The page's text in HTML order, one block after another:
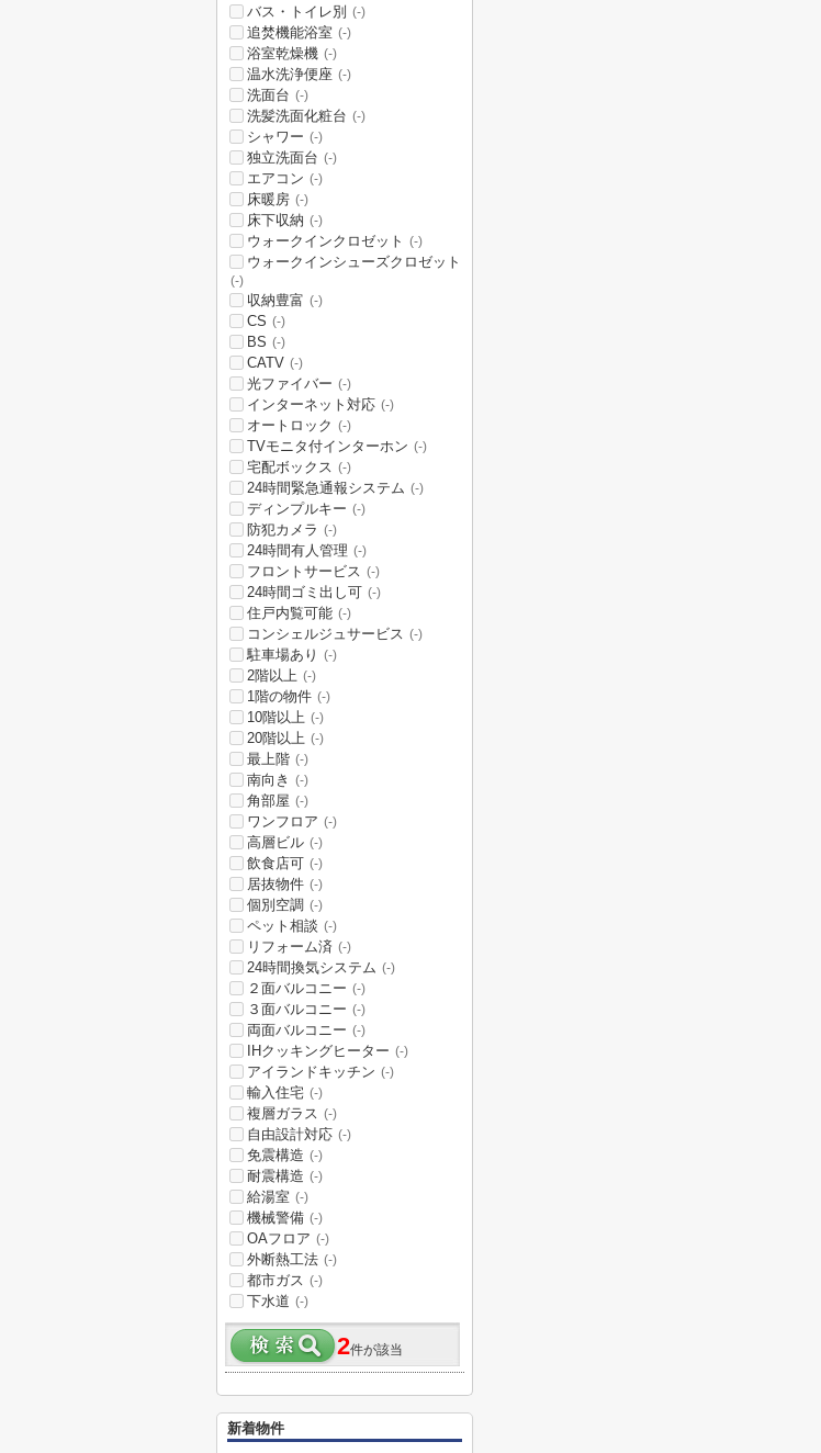
バス・トイレ別 (-)
追焚機能浴室 (-)
浴室乾燥機 (-)
温水洗浄便座 (-)
洗面台 (-)
洗髪洗面化粧台 (-)
シャワー (-)
独立洗面台 (-)
エアコン (-)
床暖房 (-)
床下収納 (-)
ウォークインクロゼット (-)
ウォークインシューズクロゼット
(-)
収納豊富 (-)
CS (-)
BS (-)
CATV (-)
光ファイバー (-)
インターネット対応 (-)
オートロック (-)
TVモニタ付インターホン (-)
宅配ボックス (-)
24時間緊急通報システム (-)
ディンプルキー (-)
防犯カメラ (-)
24時間有人管理 (-)
フロントサービス (-)
24時間ゴミ出し可 (-)
住戸内覧可能 (-)
コンシェルジュサービス (-)
駐車場あり (-)
2階以上 (-)
1階の物件 (-)
10階以上 (-)
20階以上 (-)
最上階 (-)
南向き (-)
角部屋 (-)
ワンフロア (-)
高層ビル (-)
飲食店可 (-)
居抜物件 (-)
個別空調 (-)
ペット相談 (-)
リフォーム済 (-)
24時間換気システム (-)
２面バルコニー (-)
３面バルコニー (-)
両面バルコニー (-)
IHクッキングヒーター (-)
アイランドキッチン (-)
輸入住宅 (-)
複層ガラス (-)
自由設計対応 (-)
免震構造 (-)
耐震構造 (-)
給湯室 (-)
機械警備 (-)
OAフロア (-)
外断熱工法 (-)
都市ガス (-)
下水道 (-)
2件が該当
新着物件